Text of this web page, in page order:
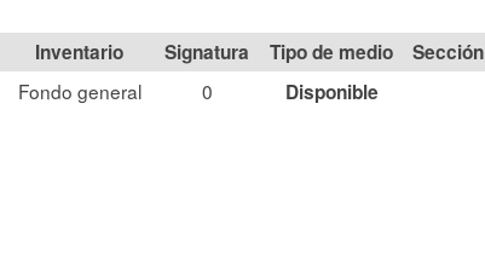
Signatura Tipo de medio Sección
Fondo general 0 Disponible